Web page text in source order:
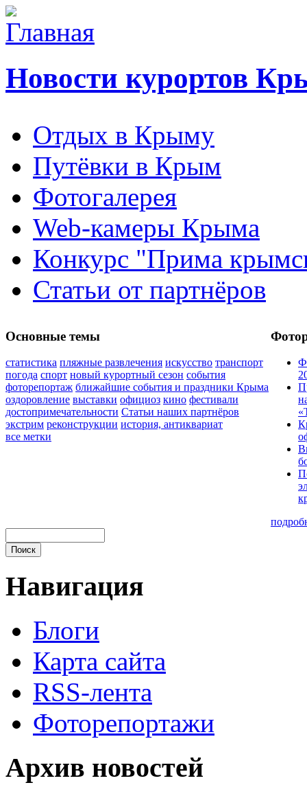
Новости курортов
Отдых в Крыму
Путёвки в Крым
Фотогалерея
Web-камеры Крыма
Конкурс "Прима
Статьи от партнёров
Основные темы
статистика пляжные развлечения искусство транспорт
погода спорт новый курортный сезон события
фоторепортаж ближайшие события и праздники Крыма
оздоровление выставки официоз кино фестивали
достопримечательности Статьи наших партнёров
экстрим реконструкции история, антиквариат
все метки
Навигация
Блоги
Карта сайта
RSS-лента
Фоторепортажи
Архив новостей